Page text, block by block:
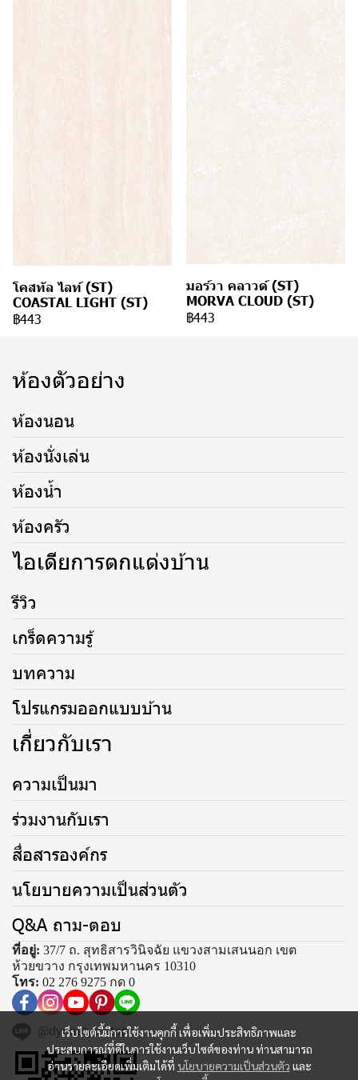
โคสทัล ไลท์ (ST)
COASTAL LIGHT (ST)
฿443
มอร์วา คลาวด์ (ST)
MORVA CLOUD (ST)
฿443
เว็บไซต์นี้มีการใช้งานคุกกี้ เพื่อเพิ่มประสิทธิภาพและ
ประสบการณ์ที่ดีในการใช้งานเว็บไซต์ของท่าน ท่านสามารถ
อ่านรายละเอียดเพิ่มเติมได้ที่ นโยบายความเป็นส่วนตัว และ
ห้องตัวอย่าง
ห้องนอน
ห้องนั่งเล่น
ห้องน้ำ
ห้องครัว
ไอเดียการตกแต่งบ้าน
รีวิว
เกร็ดความรู้
บทความ
โปรแกรมออกแบบบ้าน
เกี่ยวกับเรา
ความเป็นมา
ร่วมงานกับเรา
สื่อสารองค์กร
นโยบายความเป็นส่วนตัว
Q&A ถาม-ตอบ
ที่อยู่: 37/7 ถ. สุทธิสารวินิจฉัย แขวงสามเสนนอก เขต
ห้วยขวาง กรุงเทพมหานคร 10310
โทร: 02 276 9275 กด 0
@dynastytiletop